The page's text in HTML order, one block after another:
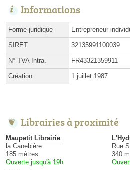
Informations
Forme juridique Entrepreneur
SIRET 32135991100039
N° TVA Intra. FR43321359911
Création 1 juillet 1987
Librairies à proximité
Maupetit Librairie
la Canebière
185 mètres
Ouverte jusqu'à 19h
Rue
340